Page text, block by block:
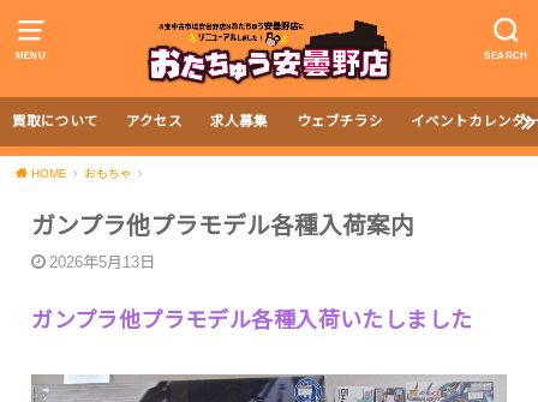
MENU SEARCH
買取について アクセス 求人募集 ウェブチラシ イベントカレンダ
HOME おもちゃ
ガンプラ他プラモデル各種入荷案内
2026年5月13日
ガンプラ他プラモデル各種入荷いたしました